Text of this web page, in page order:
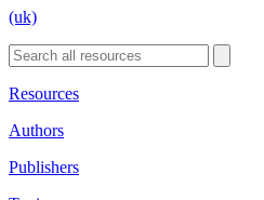
(uk)
Resources
Authors
Publishers